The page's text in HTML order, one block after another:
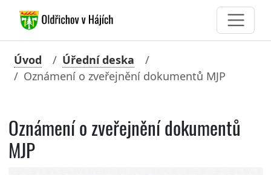
Úvod
Úřední deska
Oznámení o zveřejnění dokumentů MJP
Oznámení o zveřejnění dokumentů
MJP